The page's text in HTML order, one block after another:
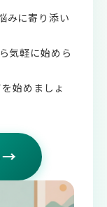
みに寄り添い
気軽に始めら
始めましょ
→